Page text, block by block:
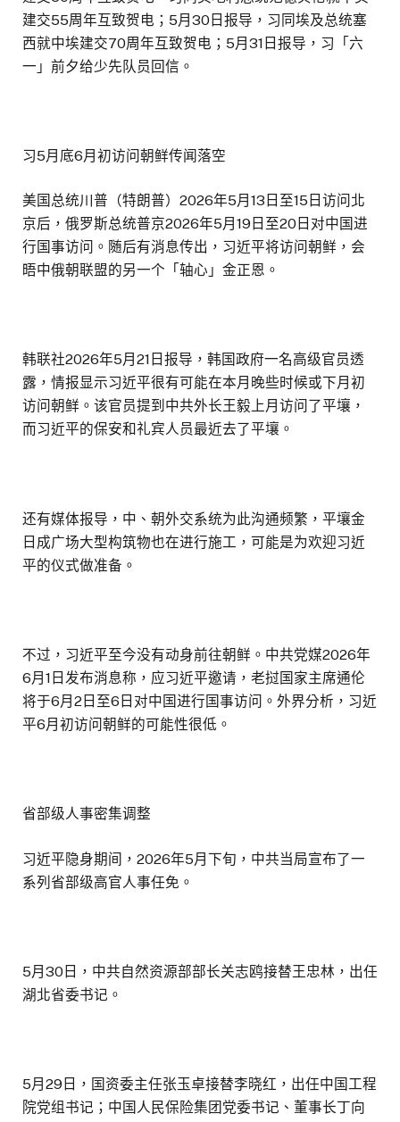
建交55周年互致贺电；5月30日报导，习同埃及总统塞
西就中埃建交70周年互致贺电；5月31日报导，习「六
一」前夕给少先队员回信。
习5月底6月初访问朝鲜传闻落空
美国总统川普（特朗普）2026年5月13日至15日访问北
京后，俄罗斯总统普京2026年5月19日至20日对中国进
行国事访问。随后有消息传出，习近平将访问朝鲜，会
晤中俄朝联盟的另一个「轴心」金正恩。
韩联社2026年5月21日报导，韩国政府一名高级官员透
露，情报显示习近平很有可能在本月晚些时候或下月初
访问朝鲜。该官员提到中共外长王毅上月访问了平壤，
而习近平的保安和礼宾人员最近去了平壤。
还有媒体报导，中、朝外交系统为此沟通频繁，平壤金
日成广场大型构筑物也在进行施工，可能是为欢迎习近
平的仪式做准备。
不过，习近平至今没有动身前往朝鲜。中共党媒2026年
6月1日发布消息称，应习近平邀请，老挝国家主席通伦
将于6月2日至6日对中国进行国事访问。外界分析，习近
平6月初访问朝鲜的可能性很低。
省部级人事密集调整
习近平隐身期间，2026年5月下旬，中共当局宣布了一
系列省部级高官人事任免。
5月30日，中共自然资源部部长关志鸥接替王忠林，出任
湖北省委书记。
5月29日，国资委主任张玉卓接替李晓红，出任中国工程
院党组书记；中国人民保险集团党委书记、董事长丁向